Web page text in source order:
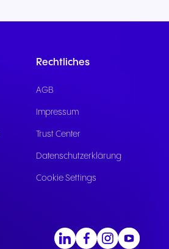
Rechtliches
AGB
Impressum
Trust Center
Datenschutzerklärung
Cookie Settings